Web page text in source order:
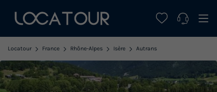
Locatour France Rhône-Alpes Isère Autrans